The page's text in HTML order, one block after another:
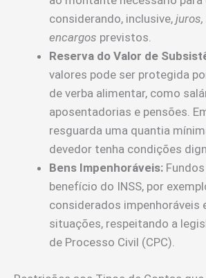
considerando, inclusive,
encargos previstos.
Reserva do Valor de
valores pode ser protegida
de verba alimentar, como
aposentadorias e pensões.
resguarda uma quantia
devedor tenha condições
Bens Impenhoráveis:
benefício do INSS, por
considerados impenhoráveis
situações, respeitando a
de Processo Civil (CPC).